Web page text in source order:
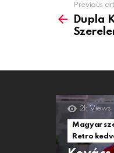
more
Previous
Dupla
2k Views
Magyar
Retro